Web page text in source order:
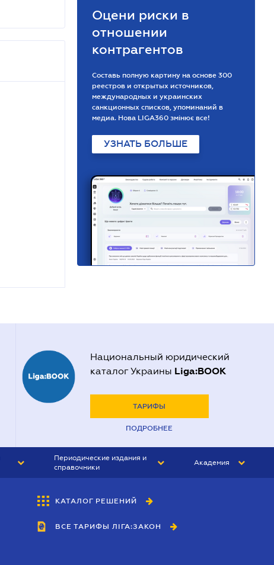
Оцени риски в
отношении
контрагентов
Составь полную картину на основе 300
реестров и открытых источников,
международных и украинских
санкционных списков, упоминаний в
медиа. Нова LIGA360 змінює все!
УЗНАТЬ БОЛЬШЕ
Национальный юридический
каталог Украины Liga:BOOK
ТАРИФЫ
ПОДРОБНЕЕ
Периодические издания и
справочники
БУХГАЛТЕР&ЗАКОН
ВЕСТНИК МСФО
Академия
КАТАЛОГ РЕШЕНИЙ
ВСЕ ТАРИФЫ ЛІГА:ЗАКОН